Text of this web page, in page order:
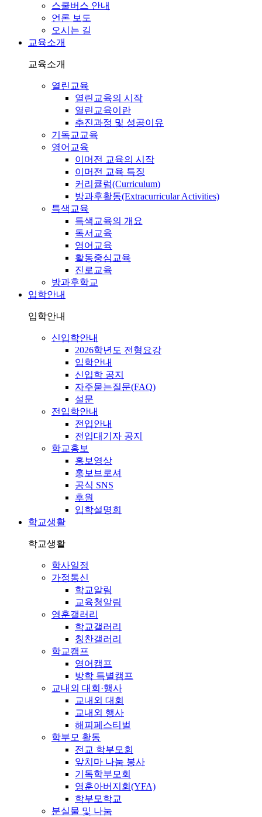
스쿨버스 안내
언론 보도
오시는 길
교육소개
교육소개
열린교육
열린교육의 시작
열린교육이란
추진과정 및 성공이유
기독교교육
영어교육
이머전 교육의 시작
이머전 교육 특징
커리큘럼(Curriculum)
방과후활동(Extracurricular Activities)
특색교육
특색교육의 개요
독서교육
영어교육
활동중심교육
진로교육
방과후학교
입학안내
입학안내
신입학안내
2026학년도 전형요강
입학안내
신입학 공지
자주묻는질문(FAQ)
설문
전입학안내
전입안내
전입대기자 공지
학교홍보
홍보영상
홍보브로셔
공식 SNS
후원
입학설명회
학교생활
학교생활
학사일정
가정통신
학교알림
교육청알림
영훈갤러리
학교갤러리
칭찬갤러리
학교캠프
영어캠프
방학 특별캠프
교내외 대회·행사
교내외 대회
교내외 행사
해피페스티벌
학부모 활동
전교 학부모회
앞치마 나눔 봉사
기독학부모회
영훈아버지회(YFA)
학부모학교
분실물 및 나눔